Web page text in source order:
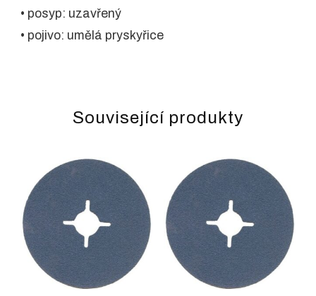
• posyp: uzavřený
• pojivo: umělá pryskyřice
Související produkty